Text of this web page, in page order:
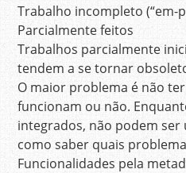
Trabalho incompleto (“em-
Parcialmente feitos
Trabalhos parcialmente
tendem a se tornar
O maior problema é não
funcionam ou não.
integrados, não podem ser
como saber quais
Funcionalidades pela